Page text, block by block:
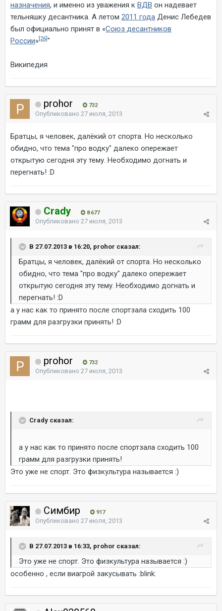
назначения, и именно из уважения к ВДВ он надевает
тельняшку десантника. А летом 2011 года Денис Лебедев
был официально принят в «Союз десантников
России» [26] "
Википедия
prohor 732
Опубликовано 27 июля, 2013
Братцы, я человек, далёкий от спорта. Но несколько
обидно, что тема "про водку" далеко опережает
открытую сегодня эту тему. Необходимо догнать и
перегнать! :D
Crady 8 677
Опубликовано 27 июля, 2013
В 27.07.2013 в 16:20, prohor сказал:
Братцы, я человек, далёкий от спорта. Но несколько
обидно, что тема "про водку" далеко опережает
открытую сегодня эту тему. Необходимо догнать и
перегнать! :D
а у нас как то принято после спортзала сходить 100
грамм для разгрузки принять! :D
prohor 732
Опубликовано 27 июля, 2013
Crady сказал:
а у нас как то принято после спортзала сходить 100
грамм для разгрузки принять!
Это уже не спорт. Это физкультура называется :)
Симбир 917
Опубликовано 27 июля, 2013
В 27.07.2013 в 16:33, prohor сказал:
Это уже не спорт. Это физкультура называется :)
особенно , если виагрой закусывать :blink: